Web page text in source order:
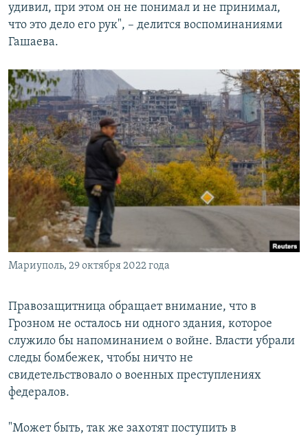
удивил, при этом он не понимал и не принимал,
что это дело его рук", – делится воспоминаниями
Гашаева.
Мариуполь, 29 октября 2022 года
Правозащитница обращает внимание, что в
Грозном не осталось ни одного здания, которое
служило бы напоминанием о войне. Власти убрали
следы бомбежек, чтобы ничто не
свидетельствовало о военных преступлениях
федералов.
"Может быть, так же захотят поступить в